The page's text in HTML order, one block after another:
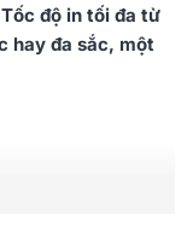
độ in tối đa từ
hay đa sắc, một